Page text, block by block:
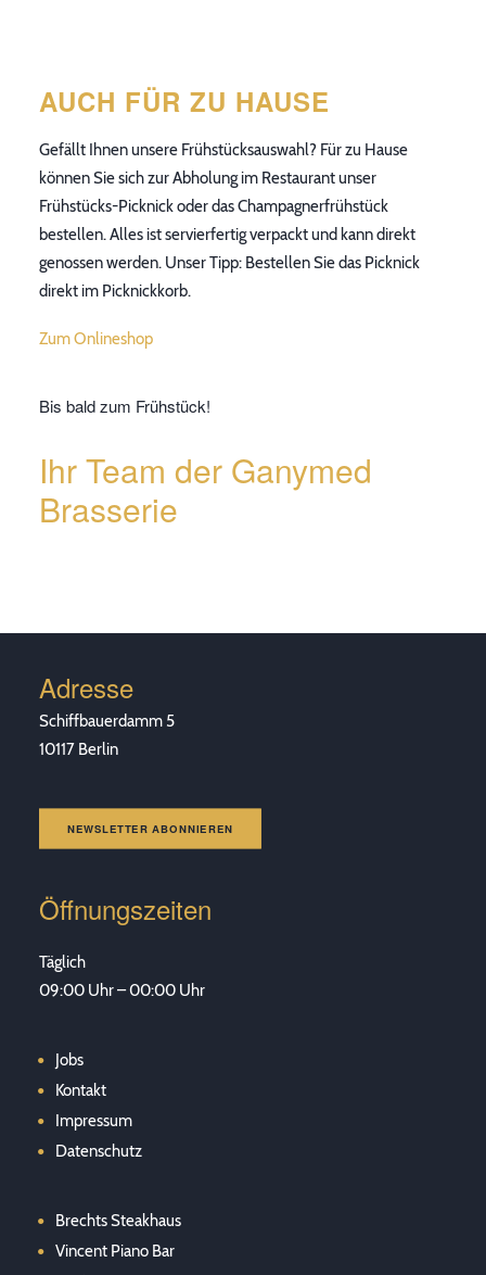
AUCH FÜR ZU HAUSE
Gefällt Ihnen unsere Frühstücksauswahl? Für zu Hause
können Sie sich zur Abholung im Restaurant unser
Frühstücks-Picknick oder das Champagnerfrühstück
bestellen. Alles ist servierfertig verpackt und kann direkt
genossen werden. Unser Tipp: Bestellen Sie das Picknick
direkt im Picknickkorb.
Zum Onlineshop
Bis bald zum Frühstück!
Ihr Team der Ganymed
Brasserie
Adresse
Schiffbauerdamm 5
10117 Berlin
NEWSLETTER ABONNIEREN
Öffnungszeiten
Täglich
09:00 Uhr – 00:00 Uhr
Jobs
Kontakt
Impressum
Datenschutz
Brechts Steakhaus
Vincent Piano Bar